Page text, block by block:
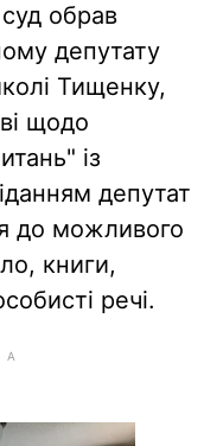
обрав
депутату
Тищенку,
щодо
із
депутат
до можливого
книги,
речі.